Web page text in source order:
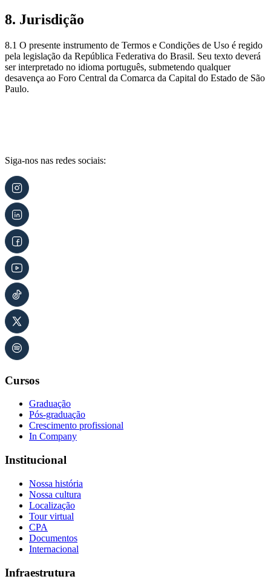
8. Jurisdição
8.1 O presente instrumento de Termos e Condições de Uso é regido
pela legislação da República Federativa do Brasil. Seu texto deverá
ser interpretado no idioma português, submetendo qualquer
desavença ao Foro Central da Comarca da Capital do Estado de São
Paulo.
Siga-nos nas redes sociais:
Cursos
Graduação
Pós-graduação
Crescimento profissional
In Company
Institucional
Nossa história
Nossa cultura
Localização
Tour virtual
CPA
Documentos
Internacional
Infraestrutura